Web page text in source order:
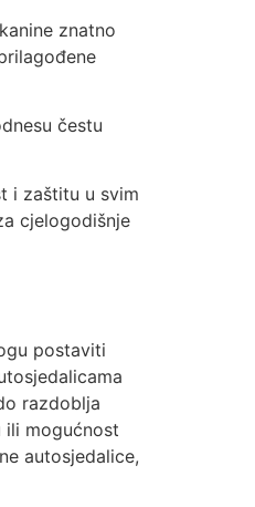
znatno
čestu
i zaštitu u svim
cjelogodišnje
postaviti
razdoblja
ili mogućnost
autosjedalice,